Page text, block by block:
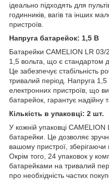
ідеально підходять для
годинників, вагів та інших
пристроїв.
Напруга батарейок: 1,5 В
Батарейки CAMELION LR 03/
1,5 вольта, що є стандартом
Це забезпечує стабільність
тривалий період. Напруга
електронних пристроїв, що
батарейок, гарантує надійну
Кількість в упаковці: 2 шт.
У кожній упаковці
батарейки. Це дозволяє
вашому пристрої,
Окрім того, 24 упаковок у
батарейками на тривалий
про необхідність частих